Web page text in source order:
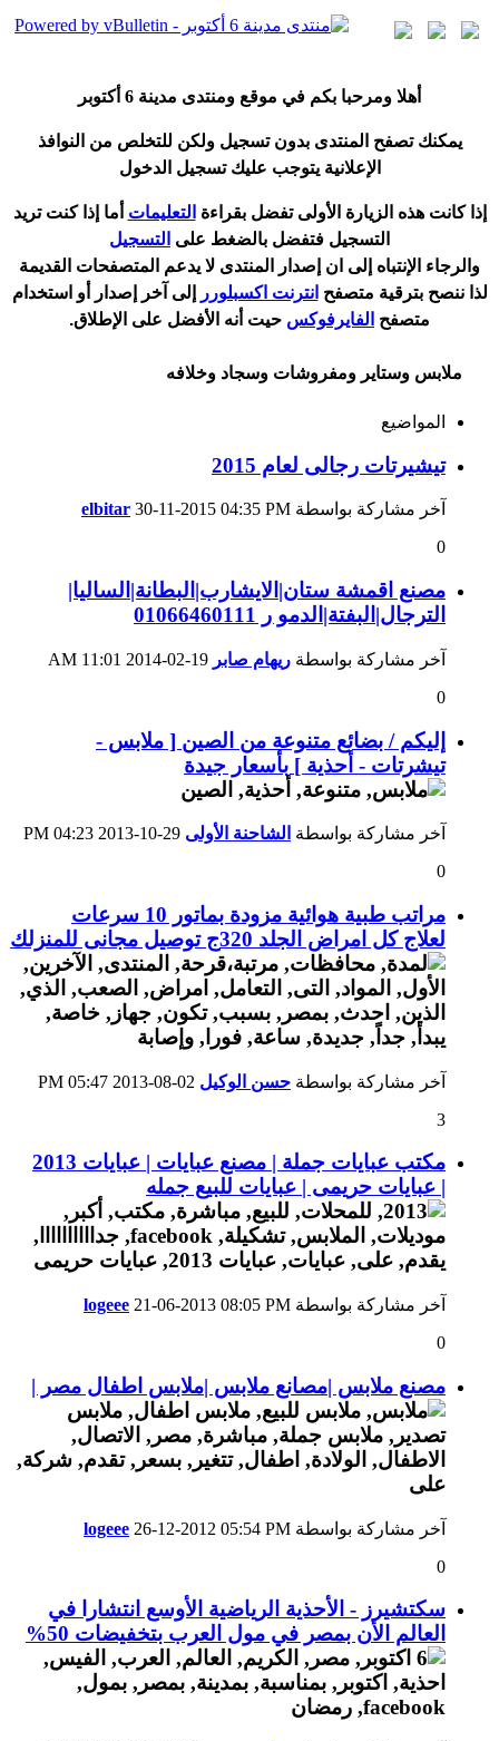
هلا ومرحبا بكم في موقع ومنتدى مدينة 6 أكتوبر
يمكنك تصفح المنتدى بدون تسجيل ولكن للتخلص من النوافذ
الإعلانية يتوجب عليك تسجيل الدخول
إذا كانت هذه الزيارة الأولى تفضل بقراءة التعليمات ما إذا كنت تريد
التسجيل فتفضل بالضغط على التسجيل
والرجاء الإنتباه إلى ان إصدار المنتدى لا يدعم المتصفحات القديمة
لذا ننصح بترقية متصفح انترنت اكسبلورر إلى آخر إصدار أو استخدام
متصفح الفايرفوكس حيت نه الأفضل على الإطلاق.
ملابس وستاير ومفروشات وسجاد وخلافه
المواضيع
تيشيرتات رجالى لعام 2015
آخر مشاركة بواسطة elbitar 30-11-2015 04:35 PM
0
مصنع اقمشة ستان|الايشارب|البطانة|الساليا|
الترجال|البفتة|الدمو ر 01066460111
آخر مشاركة بواسطة ريهام صابر
11:01 AM
0
إليكم / بضائع متنوعة من الصين [ ملابس -
تيشرتات - أحذية ] بأسعار جيدة
آخر مشاركة بواسطة الشاحنة الأولى
04:23 PM
0
مراتب طبية هوائية مزودة بماتور 10 سرعات
لعلاج كل امراض الجلد 320ج توصيل مجانى للمنزلك
آخر مشاركة بواسطة حسن الوكيل
05:47 PM
3
مكتب عبايات جملة | مصنع عبايات | عبايات 2013
| عبايات حريمى | عبايات للبيع جمله
آخر مشاركة بواسطة logeee 21-06-2013 08:05 PM
0
مصنع ملابس |مصانع ملابس |ملابس اطفال مصر |
آخر مشاركة بواسطة logeee 26-12-2012 05:54 PM
0
سكتشيرز - الأحذية الرياضية الأوسع انتشارا في
العالم الأن بمصر في مول العرب بتخفيضات 50%